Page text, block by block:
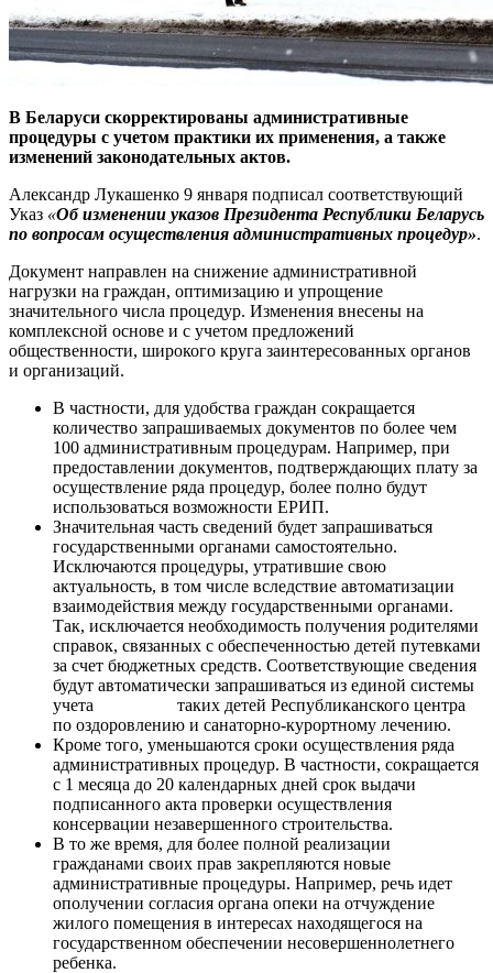
В Беларуси скорректированы административные
процедуры с учетом практики их применения, а также
изменений законодательных актов.
Александр Лукашенко 9 января подписал соответствующий
Указ «Об изменении указов Президента Республики Беларусь
по вопросам осуществления административных процедур».
Документ направлен на снижение административной
нагрузки на граждан, оптимизацию и упрощение
значительного числа процедур. Изменения внесены на
комплексной основе и с учетом предложений
общественности, широкого круга заинтересованных органов
и организаций.
В частности, для удобства граждан сокращается
количество запрашиваемых документов по более чем
100 административным процедурам. Например, при
предоставлении документов, подтверждающих плату за
осуществление ряда процедур, более полно будут
использоваться возможности ЕРИП.
Значительная часть сведений будет запрашиваться
государственными органами самостоятельно.
Исключаются процедуры, утратившие свою
актуальность, в том числе вследствие автоматизации
взаимодействия между государственными органами.
Так, исключается необходимость получения родителями
справок, связанных с обеспеченностью детей путевками
за счет бюджетных средств. Соответствующие сведения
будут автоматически запрашиваться из единой системы
учета таких детей Республиканского центра
по оздоровлению и санаторно-курортному лечению.
Кроме того, уменьшаются сроки осуществления ряда
административных процедур. В частности, сокращается
с 1 месяца до 20 календарных дней срок выдачи
подписанного акта проверки осуществления
консервации незавершенного строительства.
В то же время, для более полной реализации
гражданами своих прав закрепляются новые
административные процедуры. Например, речь идет
ополучении согласия органа опеки на отчуждение
жилого помещения в интересах находящегося на
государственном обеспечении несовершеннолетнего
ребенка.